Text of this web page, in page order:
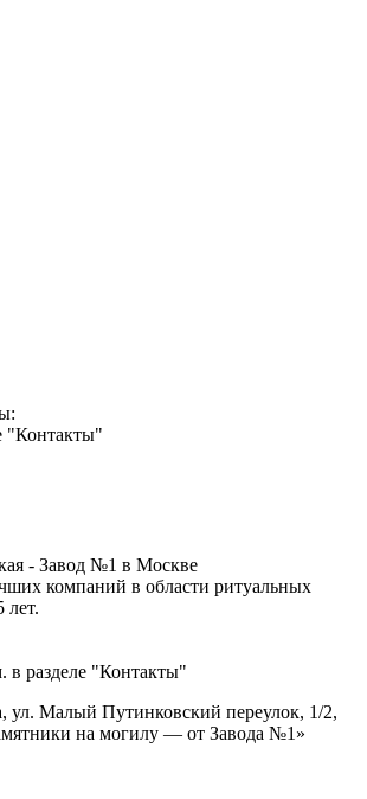
"Контакты"
- Завод №1 в Москве
компаний в области ритуальных
лет.
разделе "Контакты"
ул. Малый Путинковский переулок, 1/2,
на могилу — от Завода №1»